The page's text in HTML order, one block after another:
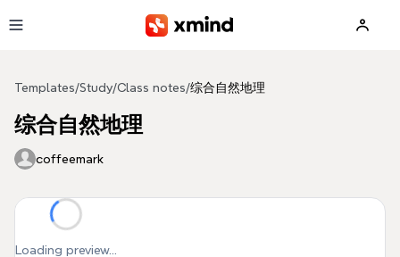
Templates/Study/Class notes/综合自然地理
综合自然地理
coffeemark
Loading preview...